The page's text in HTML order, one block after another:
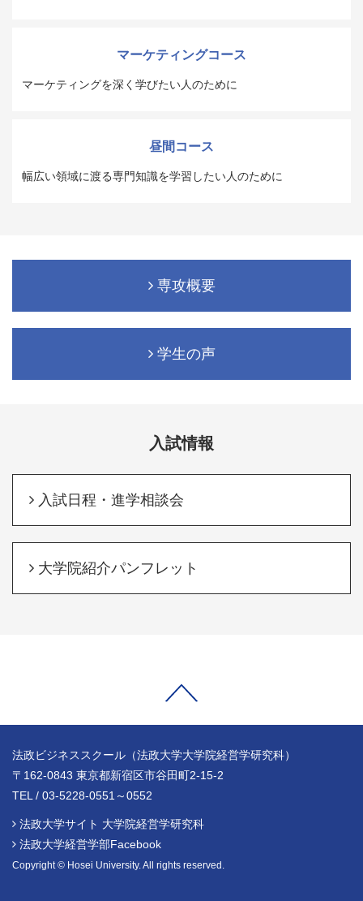
マーケティングコース
マーケティングを深く学びたい人のために
昼間コース
幅広い領域に渡る専門知識を学習したい人のために
専攻概要
学生の声
入試情報
入試日程・進学相談会
大学院紹介パンフレット
法政ビジネススクール（法政大学大学院経営学研究科）
〒162-0843 東京都新宿区市谷田町2-15-2
TEL / 03-5228-0551～0552
法政大学サイト 大学院経営学研究科
法政大学経営学部Facebook
Copyright © Hosei University. All rights reserved.